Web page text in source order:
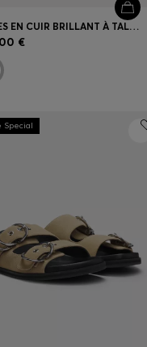
MULES EN CUIR BRILLANT À TALON COMPENSÉ ET SANGLE
€
Special